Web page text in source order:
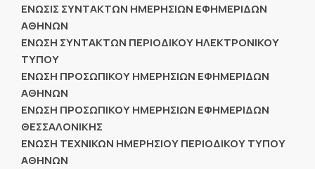
ΕΝΩΣΙΣ ΣΥΝΤΑΚΤΩΝ ΗΜΕΡΗΣΙΩΝ ΕΦΗΜΕΡΙΔΩΝ
ΑΘΗΝΩΝ
ΕΝΩΣΗ ΣΥΝΤΑΚΤΩΝ ΠΕΡΙΟΔΙΚΟΥ ΗΛΕΚΤΡΟΝΙΚΟΥ
ΤΥΠΟΥ
ΕΝΩΣΗ ΠΡΟΣΩΠΙΚΟΥ ΗΜΕΡΗΣΙΩΝ ΕΦΗΜΕΡΙΔΩΝ
ΑΘΗΝΩΝ
ΕΝΩΣΗ ΠΡΟΣΩΠΙΚΟΥ ΗΜΕΡΗΣΙΩΝ ΕΦΗΜΕΡΙΔΩΝ
ΘΕΣΣΑΛΟΝΙΚΗΣ
ΕΝΩΣΗ ΤΕΧΝΙΚΩΝ ΗΜΕΡΗΣΙΟΥ ΠΕΡΙΟΔΙΚΟΥ ΤΥΠΟΥ
ΑΘΗΝΩΝ